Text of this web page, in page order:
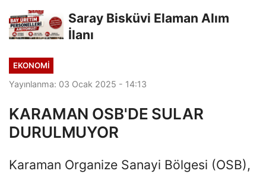
Saray Bisküvi Elaman Alım
İlanı
EKONOMI
Yayınlanma: 03 Ocak 2025 - 14:13
KARAMAN OSB'DE SULAR
DURULMUYOR
Karaman Organize Sanayi Bölgesi (OSB),